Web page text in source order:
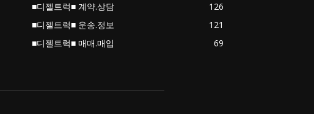
■디젤트럭■ 계약.상담
126
■디젤트럭■ 운송.정보
121
■디젤트럭■ 매매.매입
69